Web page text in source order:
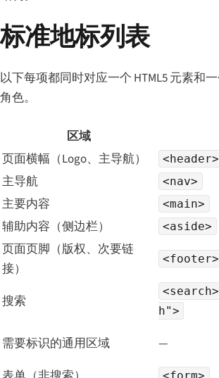
标准地标列表
以下每项都同时对应一个 HTML5 元素和
角色。
区域
页面横幅（Logo、主导航）
<header>
主导航 <nav>
主要内容 <main>
辅助内容（侧边栏） <aside>
页面页脚（版权、次要链
接）
<footer>
搜索
<search>
h">
需要标识的通用区域 —